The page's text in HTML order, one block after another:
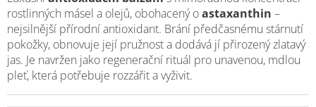
rostlinných másel a olejů, obohacený oastaxanthin –
nejsilnější přírodní antioxidant. Brání předčasnému stárnutí
pokožky, obnovuje její pružnost a dodává jí přirozený zlatavý
jas. Je navržen jako regenerační rituál pro unavenou, mdlou
pleť, která potřebuje rozzářit a vyživit.